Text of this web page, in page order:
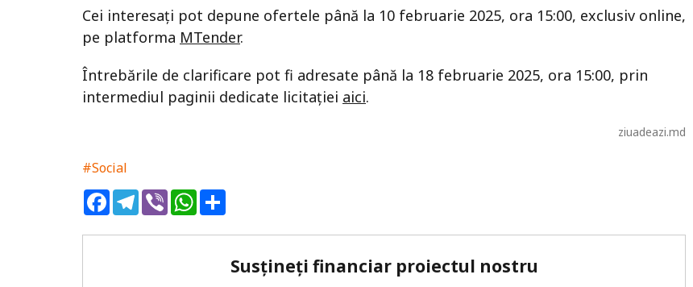
Cei interesați pot depune ofertele până la 10 februarie 2025, ora 15:00, exclusiv online,
pe platforma MTender.
Întrebările de clarificare pot fi adresate până la 18 februarie 2025, ora 15:00, prin
intermediul paginii dedicate licitației aici.
ziuadeazi.md
#Social
FacebookTelegram
ViberWhatsApp
Susțineți financiar proiectul nostru